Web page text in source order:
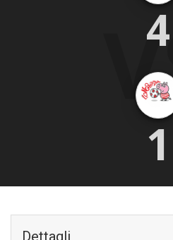
4
1
Dettagli